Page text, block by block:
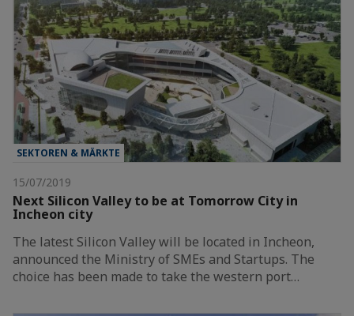
SEKTOREN & MÄRKTE
15/07/2019
Next Silicon Valley to be at Tomorrow City in
Incheon city
The latest Silicon Valley will be located in Incheon,
announced the Ministry of SMEs and Startups. The
choice has been made to take the western port…